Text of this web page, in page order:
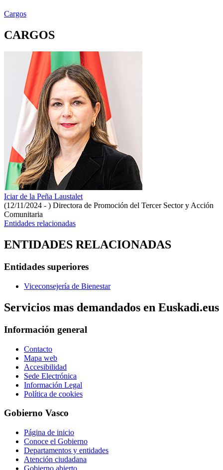
Cargos
CARGOS
Iciar de la Peña Laustalet
(12/11/2024 - ) Directora de Promoción del Tercer Sector y Acción
Comunitaria
Entidades relacionadas
ENTIDADES RELACIONADAS
Entidades superiores
Viceconsejería de Bienestar
Servicios mas demandados en Euskadi.eus
Información general
Contacto
Mapa web
Accesibilidad
Sede Electrónica
Información Legal
Política de cookies
Gobierno Vasco
Página de inicio
Conoce el Gobierno
Departamentos y entidades
Atención ciudadana
Gobierno abierto